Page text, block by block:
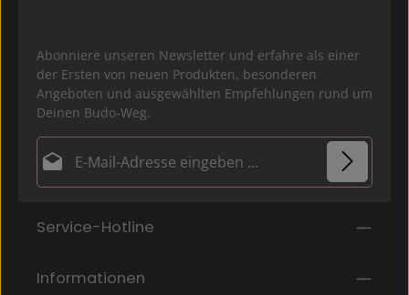
Abonniere unseren Newsletter und erfahre als einer
der Ersten von neuen Produkten, besonderen
Angeboten und ausgewählten Empfehlungen rund um
Deinen Budo-Weg.
E-Mail-Adresse*
Ich habe dieDatenschutzbestimmungen
mit ihnen einverstanden.
Die mit einem Stern (*) markierten Felder sind
Pflichtfelder.
Service-Hotline
Informationen